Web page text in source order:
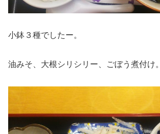
小鉢３種でしたー。
油みそ、大根シリシリー、ごぼう煮付け。